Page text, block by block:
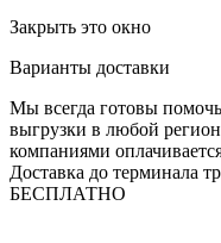
Закрыть это окно
Варианты доставки
Мы всегда готовы
выгрузки в любой
компаниями
Доставка до терминала
БЕСПЛАТНО